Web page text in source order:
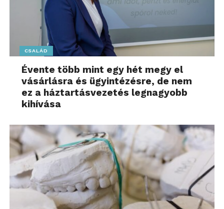
CSALÁD
Évente több mint egy hét megy el
vásárlásra és ügyintézésre, de nem
ez a háztartásvezetés legnagyobb
kihívása